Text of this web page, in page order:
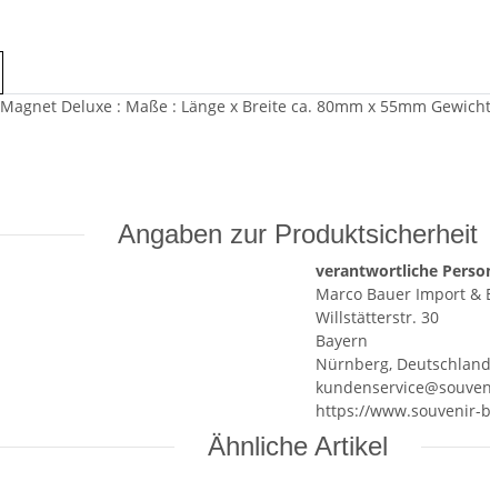
Deluxe : Maße : Länge x Breite ca. 80mm x 55mm
Angaben zur Produktsicherheit
verantwortliche
Marco Bauer Import &
Willstätterstr. 30
Bayern
Nürnberg,
https://www.souvenir-
Ähnliche Artikel